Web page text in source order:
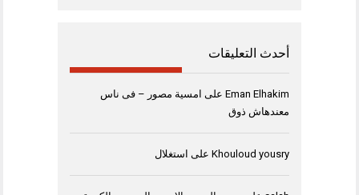
أحدث التعليقات
Eman Elhakim على امسية مصور – فى ناس
معندهاش ذوق
Khouloud yousry على استغلال